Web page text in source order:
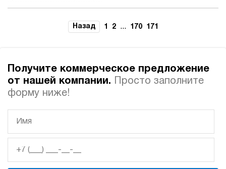
Ручные гидростанции
Гидростанции с двумя
насосами
гидростанции
Гидростанция с домкратом
Назад 1 2 ... 170 171
Получите коммерческое предложение
от нашей компании.
Просто заполните
форму ниже!